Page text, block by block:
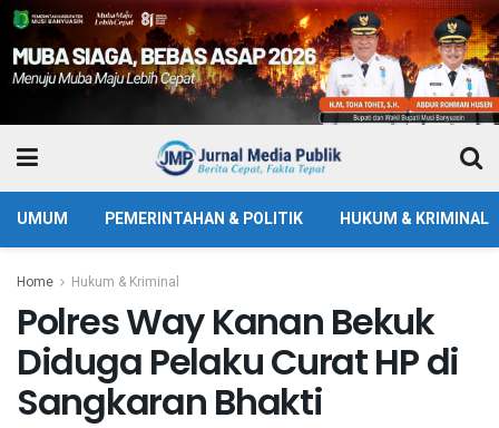
UMUM PEMERINTAHAN & POLITIK HUKUM & KRIMINAL
Home Hukum & Kriminal
Polres Way Kanan Bekuk
Diduga Pelaku Curat HP di
Sangkaran Bhakti